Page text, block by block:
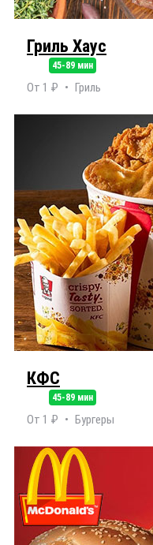
Гриль Хаус
45-89 мин
От 1 ₽ Гриль
КФС
45-89 мин
От 1 ₽ Бургеры